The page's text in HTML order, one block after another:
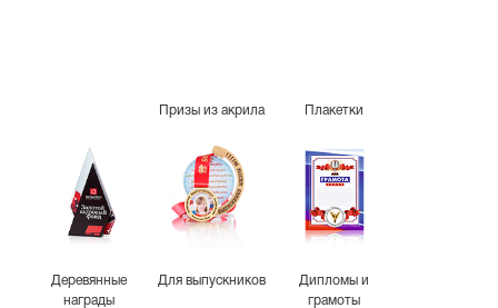
Призы из акрила Плакетки
Деревянные
награды
Для выпускников
Дипломы и
грамоты